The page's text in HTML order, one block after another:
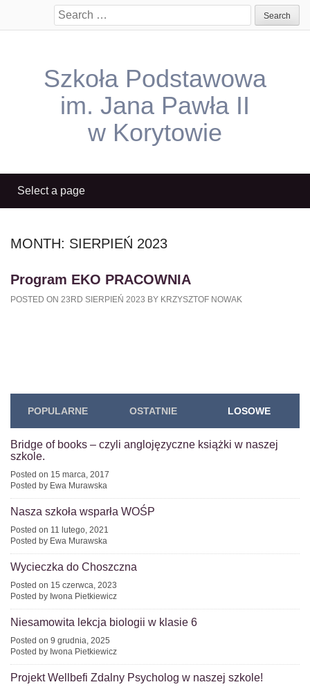
Search
for:
Szkoła Podstawowa
im. Jana Pawła II
w Korytowie
MONTH: SIERPIEŃ 2023
Program EKO PRACOWNIA
POSTED ON 23RD SIERPIEŃ 2023 BY KRZYSZTOF NOWAK
POPULARNE OSTATNIE LOSOWE
Bridge of books – czyli anglojęzyczne książki w naszej
szkole.
Posted on 15 marca, 2017
Posted by Ewa Murawska
Nasza szkoła wsparła WOŚP
Posted on 11 lutego, 2021
Posted by Ewa Murawska
Wycieczka do Choszczna
Posted on 15 czerwca, 2023
Posted by Iwona Pietkiewicz
Niesamowita lekcja biologii w klasie 6
Posted on 9 grudnia, 2025
Posted by Iwona Pietkiewicz
Projekt Wellbefi Zdalny Psycholog w naszej szkole!